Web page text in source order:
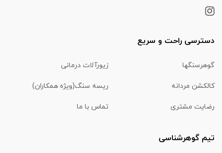
دسترسی راحت و سریع
گوهرسنگها زیورآلات درمانی
کالکشن مردانه ریسه سنگ(ویژه همکاران)
رضایت مشتری تماس با ما
تیم گوهرشناسی